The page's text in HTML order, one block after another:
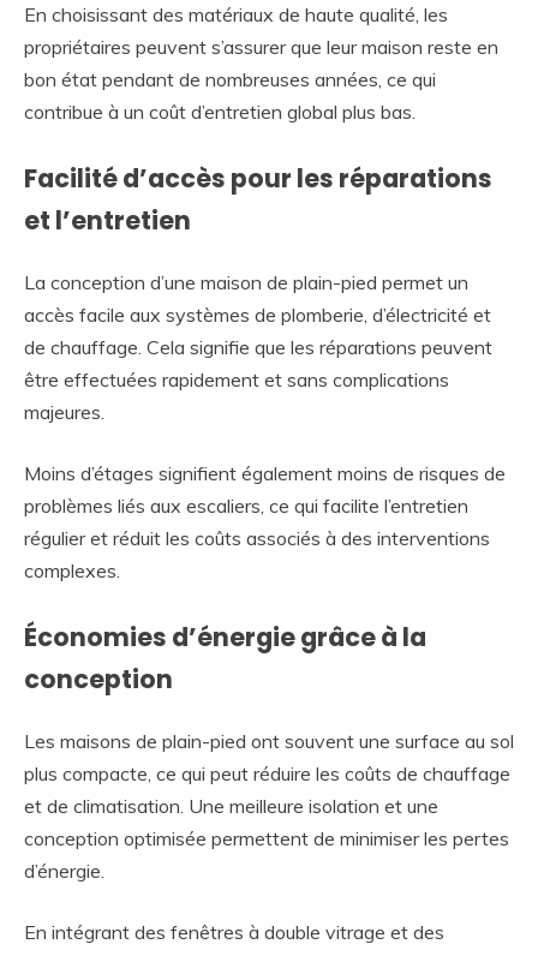
En choisissant des matériaux de haute qualité, les
propriétaires peuvent s’assurer que leur maison reste en
bon état pendant de nombreuses années, ce qui
contribue à un coût d’entretien global plus bas.
Facilité d’accès pour les réparations
et l’entretien
La conception d’une maison de plain-pied permet un
accès facile aux systèmes de plomberie, d’électricité et
de chauffage. Cela signifie que les réparations peuvent
être effectuées rapidement et sans complications
majeures.
Moins d’étages signifient également moins de risques de
problèmes liés aux escaliers, ce qui facilite l’entretien
régulier et réduit les coûts associés à des interventions
complexes.
Économies d’énergie grâce à la
conception
Les maisons de plain-pied ont souvent une surface au sol
plus compacte, ce qui peut réduire les coûts de chauffage
et de climatisation. Une meilleure isolation et une
conception optimisée permettent de minimiser les pertes
d’énergie.
En intégrant des fenêtres à double vitrage et des